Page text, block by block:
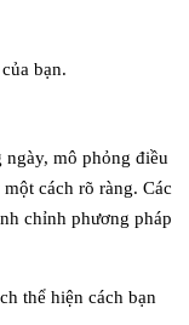
bạn.
ngày, mô phỏng điều
cách rõ ràng. Các
chỉnh phương pháp
thể hiện cách bạn